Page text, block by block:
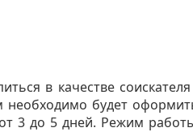
в качестве
будет
3 до 5 дней. Режим